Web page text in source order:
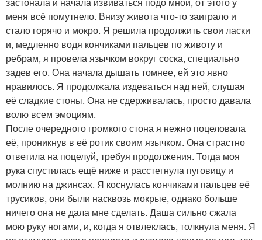
меня всё помутнело. Внизу живота что-то заиграло и
стало горячо и мокро. Я решила продолжить свои ласки
и, медленно водя кончиками пальцев по животу и
ребрам, я провела язычком вокруг соска, специально
задев его. Она начала дышать томнее, ей это явно
нравилось. Я продолжала издеваться над ней, слушая
её сладкие стоны. Она не сдерживалась, просто давала
волю всем эмоциям.
После очередного громкого стона я нежно поцеловала
её, проникнув в её ротик своим язычком. Она страстно
ответила на поцелуй, требуя продолжения. Тогда моя
рука спустилась ещё ниже и расстегнула пуговицу и
молнию на джинсах. Я коснулась кончиками пальцев её
трусиков, они были насквозь мокрые, однако больше
ничего она не дала мне сделать. Даша сильно сжала
мою руку ногами, и, когда я отвлеклась, толкнула меня. Я